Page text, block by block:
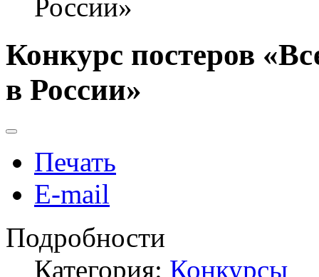
России»
Конкурс постеров
в России»
Печать
E-mail
Подробности
Категория: Конкурсы